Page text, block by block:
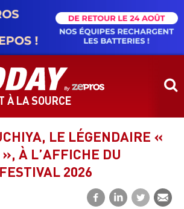
À LA SOURCE
LE LÉGENDAIRE «
», À L’AFFICHE DU
2026